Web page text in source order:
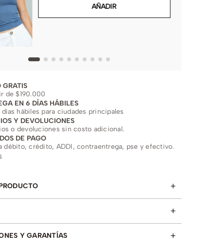
AÑADIR
GRATIS
de $190.000
EN 6 DÍAS HÁBILES
días hábiles para ciudades principales
Y DEVOLUCIONES
o devoluciones sin costo adicional.
DE PAGO
débito, crédito, ADDI, contraentrega, pse y efectivo.
+
+
Y GARANTÍAS
+